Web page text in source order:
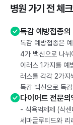
병원 가기 전 체
독감 예방접종의
독감 예방접종은
4가 백신으로 나
이러스 1가지를 예
러스를 각각 2가
독감 백신으로 독
다이어트 전문
- 식욕억제제 (삭센
세마글루티드와 리